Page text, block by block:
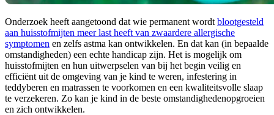
Onderzoek heeft aangetoond dat wie permanent wordt blootgesteld
aan huisstofmijten meer last heeft van zwaardere allergische
symptomen en zelfs astma kan ontwikkelen. En dat kan (in bepaalde
omstandigheden) een echte handicap zijn. Het is mogelijk om
huisstofmijten en hun uitwerpselen van bij het begin veilig en
efficiënt uit de omgeving van je kind te weren, infestering in
teddyberen en matrassen te voorkomen en een kwaliteitsvolle slaap
te verzekeren. Zo kan je kind in de beste omstandighedenopgroeien
en zich ontwikkelen.